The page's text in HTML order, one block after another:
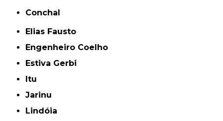
Conchal
Elias Fausto
Engenheiro Coelho
Estiva Gerbi
Itu
Jarinu
Lindóia